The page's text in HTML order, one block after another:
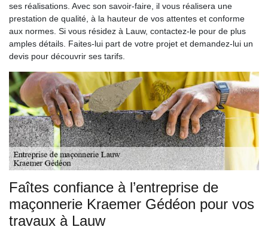
ses réalisations. Avec son savoir-faire, il vous réalisera une
prestation de qualité, à la hauteur de vos attentes et conforme
aux normes. Si vous résidez à Lauw, contactez-le pour de plus
amples détails. Faites-lui part de votre projet et demandez-lui un
devis pour découvrir ses tarifs.
Faîtes confiance à l’entreprise de
maçonnerie Kraemer Gédéon pour vos
travaux à Lauw